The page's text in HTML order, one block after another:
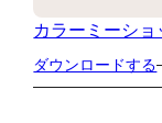
カラーミーシ
ダウンロードする